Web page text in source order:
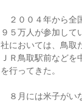
２００４年から全
９５万人が参加して
社においては、鳥取
ＪＲ鳥取駅前などを
を行ってきた。
８月には米子がい